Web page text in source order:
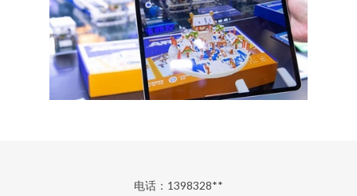
电话：1398328**